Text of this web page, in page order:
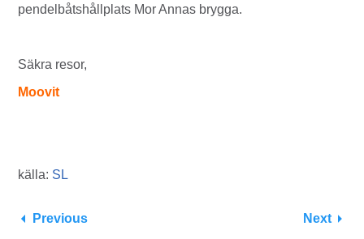
pendelbåtshållplats Mor Annas brygga.
Säkra resor,
Moovit
källa: SL
Previous Next